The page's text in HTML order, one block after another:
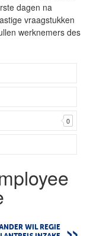
dagen na
vraagstukken
werknemers des
0
WIL REGIE